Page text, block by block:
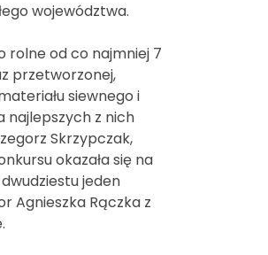
województwa.
rolne od co najmniej 7
przetworzonej,
siewnego i
najlepszych z nich
Skrzypczak,
okazała się na
jeden
Agnieszka Rączka z